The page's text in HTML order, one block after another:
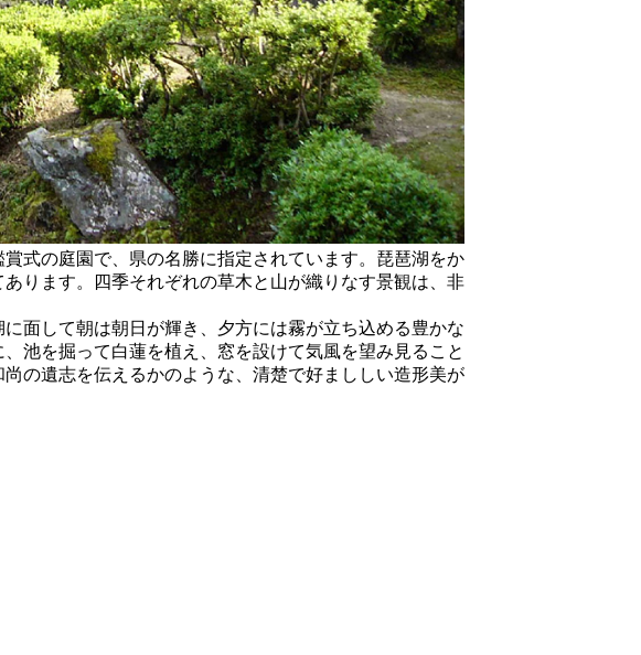
式の庭園で、県の名勝に指定されています。琵琶湖をか
ります。四季それぞれの草木と山が織りなす景観は、非
面して朝は朝日が輝き、夕方には霧が立ち込める豊かな
池を掘って白蓮を植え、窓を設けて気風を望み見ること
の遺志を伝えるかのような、清楚で好まししい造形美が